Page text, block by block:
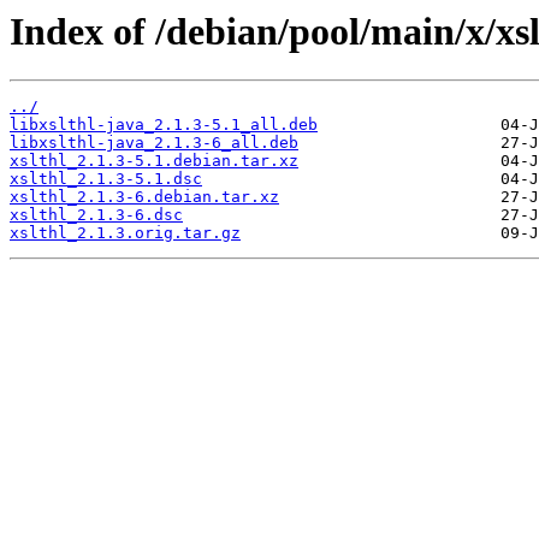
Index of /debian/pool/main/x/
../
libxslthl-java_2.1.3-5.1_all.deb
libxslthl-java_2.1.3-6_all.deb
xslthl_2.1.3-5.1.debian.tar.xz
xslthl_2.1.3-5.1.dsc
xslthl_2.1.3-6.debian.tar.xz
xslthl_2.1.3-6.dsc
xslthl_2.1.3.orig.tar.gz